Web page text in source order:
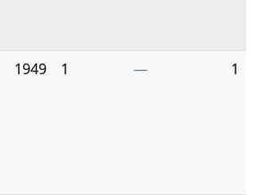
1949 1 — 1